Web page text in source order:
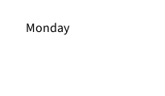
Monday